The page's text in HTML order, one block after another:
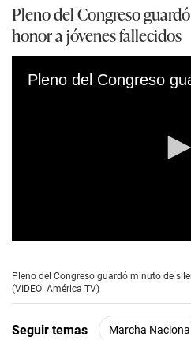
Pleno del Congreso
honor a jóvenes fallecidos
e
c
o
d
s
Pleno del Congreso guardó minuto de
(VIDEO: América TV)
Seguir temas Marcha Nacional